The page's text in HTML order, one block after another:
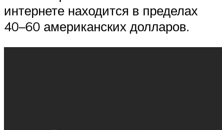
интернете находится в пределах
40–60 американских долларов.